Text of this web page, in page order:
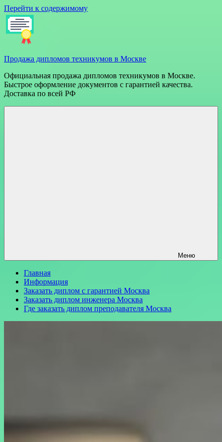
Перейти к содержимому
Продажа дипломов техникумов в Москве
Официальная продажа дипломов техникумов в Москве.
Быстрое оформление документов с гарантией качества.
Доставка по всей РФ
Меню
Главная
Информация
Заказать диплом с гарантией Москва
Заказать диплом инженера Москва
Где заказать диплом преподавателя Москва